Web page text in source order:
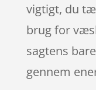
vigtigt, du
brug for
sagtens
gennem